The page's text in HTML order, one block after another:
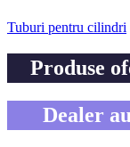
Tuburi pentru cilindri
Produse
Dealer